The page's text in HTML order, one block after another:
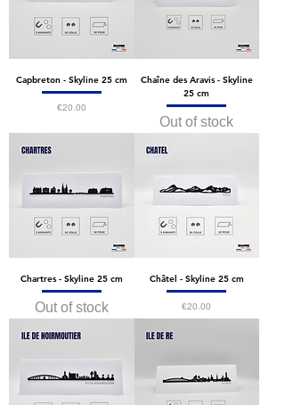
Capbreton - Skyline 25 cm
Price
€20.00
Chaîne des Aravis - Skyline
25 cm
Out of stock
Chartres - Skyline 25 cm
Out of stock
Châtel - Skyline 25 cm
Price
€20.00